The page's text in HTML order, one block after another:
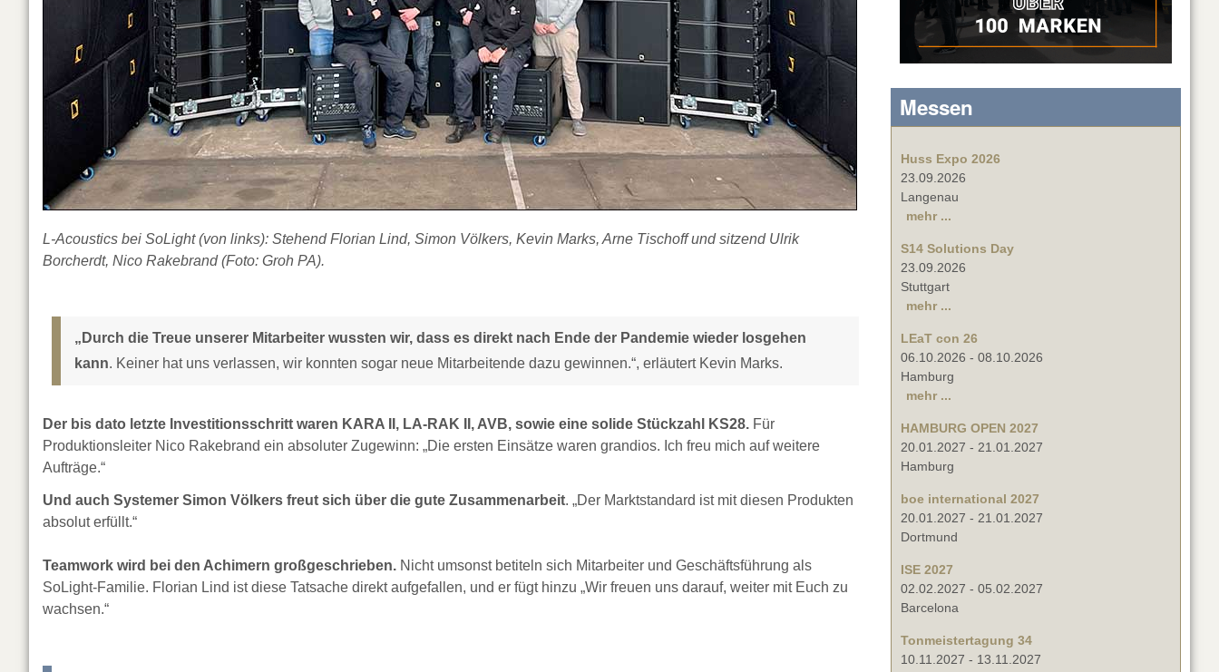
L-Acoustics bei SoLight (von links): Stehend Florian Lind, Simon Völkers, Kevin Marks, Arne Tischoff und sitzend Ulrik
Borcherdt, Nico Rakebrand (Foto: Groh PA).
„Durch die Treue unserer Mitarbeiter wussten wir, dass es direkt nach Ende der Pandemie wieder losgehen
kann. Keiner hat uns verlassen, wir konnten sogar neue Mitarbeitende dazu gewinnen.“, erläutert Kevin Marks.
Der bis dato letzte Investitionsschritt waren KARA II, LA-RAK II, AVB, sowie eine solide Stückzahl KS28. Für
Produktionsleiter Nico Rakebrand ein absoluter Zugewinn: „Die ersten Einsätze waren grandios. Ich freu mich auf weitere
Aufträge.“
Und auch Systemer Simon Völkers freut sich über die gute Zusammenarbeit. „Der Marktstandard ist mit diesen Produkten
absolut erfüllt.“
Teamwork wird bei den Achimern großgeschrieben. Nicht umsonst betiteln sich Mitarbeiter und Geschäftsführung als
SoLight-Familie. Florian Lind ist diese Tatsache direkt aufgefallen, und er fügt hinzu „Wir freuen uns darauf, weiter mit Euch zu
wachsen.“
Messen
Huss Expo 2026
23.09.2026
Langenau
mehr ...
S14 Solutions Day
23.09.2026
Stuttgart
mehr ...
LEaT con 26
06.10.2026 - 08.10.2026
Hamburg
mehr ...
HAMBURG OPEN 2027
20.01.2027 - 21.01.2027
Hamburg
boe international 2027
20.01.2027 - 21.01.2027
Dortmund
ISE 2027
02.02.2027 - 05.02.2027
Barcelona
Tonmeistertagung 34
10.11.2027 - 13.11.2027